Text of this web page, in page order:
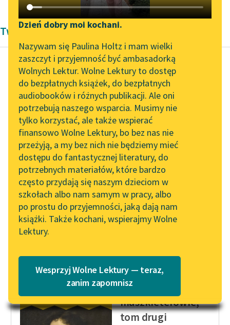
Katalog DAISY
Podkasty o książkach
Zgłoś brak utworu
Aktualności
Spotkanie z Katarzyną
Tunkiel w Oslo
Wolne Lektury na 32.
Pol’and’Rock Festivalu
„Kochanek Lady
Chatterley” do słuchania
na Wolnych Lekturach
Nowy audiobook –
„Marzenie o Oriencie”
Sophie Elkan
Kolekcja Nadwyraz.com x
Wolne Lektury – idealna na
Lektury szkolne i klasyka
literatury do słuchania dla
Narzędzia
Mapa Wolnych Lektur
Leśmianator
Przewodnik dla piszących i
czytających
API
OAI-PMH
Widget Wolnych Lektur
Przypisy
Katalog w formacie PDF
Dzień dobry moi kochani.
Nazywam się Paulina Holtz i mam wielki
zaszczyt i przyjemność być ambasadorką
Wolnych Lektur. Wolne Lektury to dostęp
do bezpłatnych książek, do bezpłatnych
audiobooków i różnych publikacji. Ale oni
potrzebują naszego wsparcia. Musimy nie
tylko korzystać, ale także wspierać
finansowo Wolne Lektury, bo bez nas nie
przeżyją, a my bez nich nie będziemy mieć
dostępu do fantastycznej literatury, do
potrzebnych materiałów, które bardzo
często przydają się naszym dzieciom w
szkołach albo nam samym w pracy, albo
po prostu do przyjemności, jaką dają nam
książki. Także kochani, wspierajmy Wolne
Lektury.
Wesprzyj Wolne Lektury — teraz,
zanim zapomnisz
Twórczość Aleksandra Dumas
Aleksander Dumas (ojciec)
Trzej
muszkieterowie,
tom drugi
— Po wszystkie czasy i
we wszystkich krajach,
tam zwłaszcza, gdzie
ludność dzielą uczucia
religijne, znajdą...
Aleksander Dumas (ojciec)
Trzej
muszkieterowie,
tom drugi